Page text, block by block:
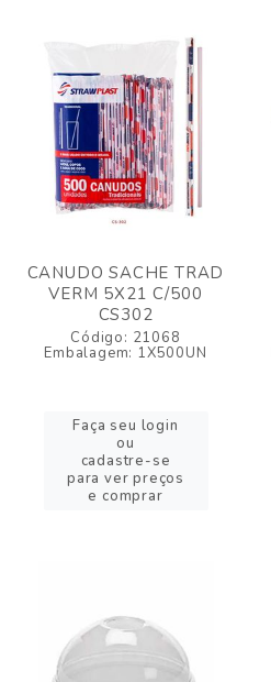
CANUDO SACHE TRAD
VERM 5X21 C/500
CS302
Código: 21068
Embalagem: 1X500UN
Faça seu login
ou
cadastre-se
para ver preços
e comprar